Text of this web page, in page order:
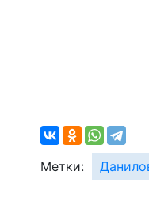
Метки: